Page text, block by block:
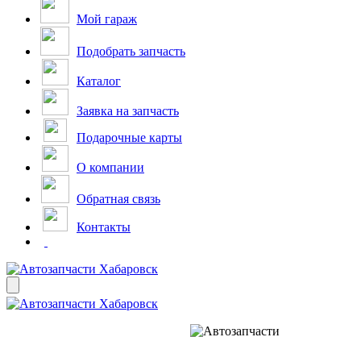
Мой гараж
Подобрать запчасть
Каталог
Заявка на запчасть
Подарочные карты
О компании
Обратная связь
Контакты